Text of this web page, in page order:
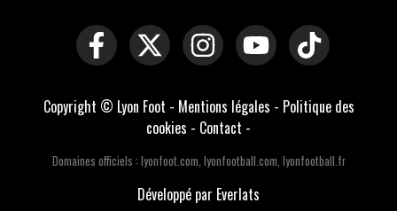
Copyright © Lyon Foot - Mentions légales - Politique des
cookies - Contact -
Domaines officiels : lyonfoot.com, lyonfootball.com, lyonfootball.fr
Développé par Everlats